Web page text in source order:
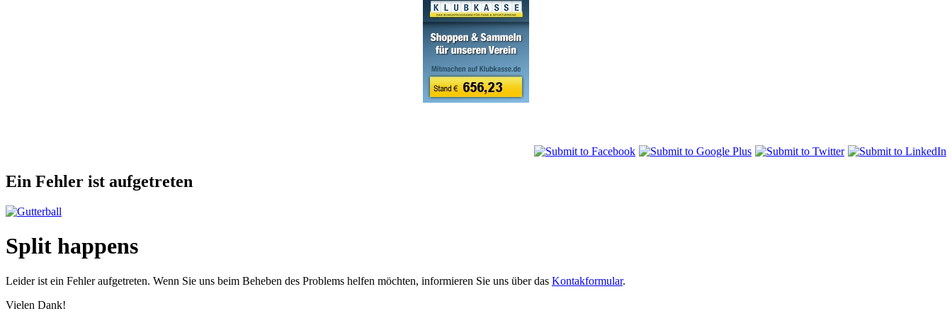
Ein Fehler ist aufgetreten
Split happens
Leider ist ein Fehler aufgetreten. Wenn Sie uns beim Beheben des Problems helfen möchten, informieren Sie uns über das Kontakformular.
Vielen Dank!